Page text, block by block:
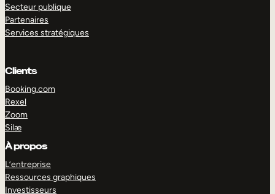
Secteur publique
Partenaires
Services stratégiques
Clients
Booking.com
Rexel
Zoom
Silæ
À propos
L’entreprise
Ressources graphiques
Investisseurs